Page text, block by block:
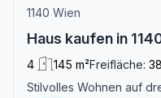
1140 Wien
Haus kaufen in
4 145 m²Freifläche:
Stilvolles Wohnen auf